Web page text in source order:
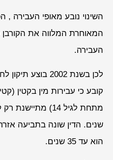
השינוי נובע מאופי העבירה ,
המאוחרת המלווה את הקורבן
העבירה.
קובע כי עבירות מין בקטין
שנים. הדין שונה בתביעה
הוא עד 35 שנים.